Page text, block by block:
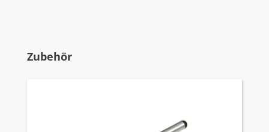
Produktgalerie überspringen
Zubehör